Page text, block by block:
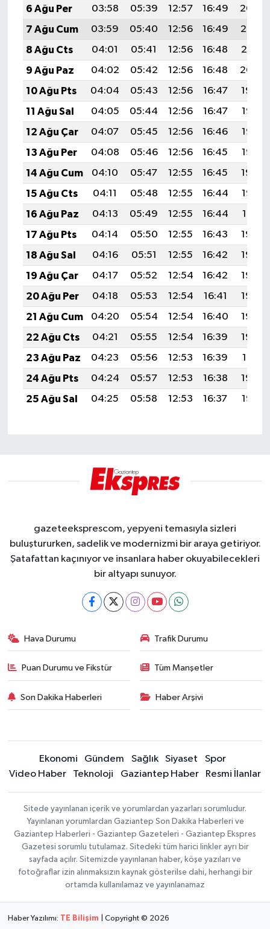
6 Ağu Per
03:58 05:39 12:57 16:49
20:04
7 Ağu Cum
03:59 05:40 12:56 16:49
20:03
8 Ağu Cts
04:01 05:41 12:56 16:48
20:01
9 Ağu Paz
04:02 05:42 12:56 16:48
20:00
10 Ağu Pts
04:04 05:43 12:56 16:47
19:59
11 Ağu Sal
04:05 05:44 12:56 16:47
19:58
12 Ağu Çar
04:07 05:45 12:56 16:46
19:56
13 Ağu Per
04:08 05:46 12:56 16:45
19:55
14 Ağu Cum
04:10 05:47 12:55 16:45
19:54
15 Ağu Cts
04:11 05:48 12:55 16:44
19:52
16 Ağu Paz
04:13 05:49 12:55 16:44
19:51
17 Ağu Pts
04:14 05:50 12:55 16:43
19:49
18 Ağu Sal
04:16 05:51 12:55 16:42
19:48
19 Ağu Çar
04:17 05:52 12:54 16:42
19:46
20 Ağu Per
04:18 05:53 12:54 16:41
19:45
21 Ağu Cum
04:20 05:54 12:54 16:40
19:44
22 Ağu Cts
04:21 05:55 12:54 16:39
19:42
23 Ağu Paz
04:23 05:56 12:53 16:39
19:41
24 Ağu Pts
04:24 05:57 12:53 16:38
19:39
25 Ağu Sal
04:25 05:58 12:53 16:37 19:37
gazeteeksprescom, yepyeni temasıyla sizleri
buluştururken, sadelik ve modernizmi bir araya getiriyor.
Şatafattan kaçınıyor ve insanlara haber okuyabilecekleri
bir altyapı sunuyor.
Hava Durumu Trafik Durumu
Puan Durumu ve Fikstür Tüm Manşetler
Son Dakika Haberleri Haber Arşivi
Ekonomi Gündem Sağlık Siyaset
Spor
Video Haber
Teknoloji Gaziantep Haber Resmi İlanlar
Sitede yayınlanan içerik ve yorumlardan yazarları sorumludur.
Yayınlanan yorumlardan Gaziantep Son Dakika Haberleri ve
Gaziantep Haberleri - Gaziantep Gazeteleri - Gaziantep Ekspres
Gazetesi sorumlu tutulamaz. Sitedeki tüm harici linkler ayrı bir
sayfada açılır. Sitemizde yayınlanan haber, köşe yazıları ve
fotoğraflar izin alınmaksızın kaynak gösterilse dahi, herhangi bir
ortamda kullanılamaz ve yayınlanamaz
Haber Yazılımı: TE Bilişim | Copyright © 2026